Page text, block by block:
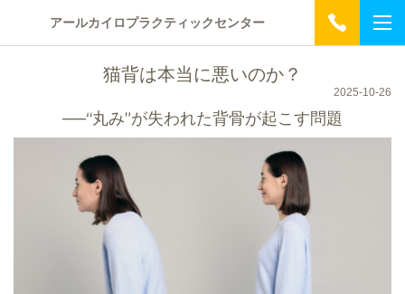
アールカイロプラクティックセンター
猫背は本当に悪いのか？
2025-10-26
──“丸み”が失われた背骨が起こす問題